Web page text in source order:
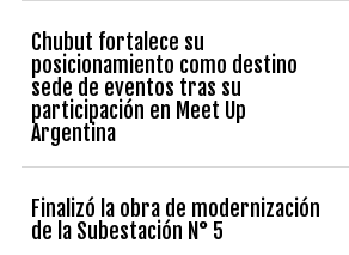
Chubut fortalece su
posicionamiento como destino
sede de eventos tras su
participación en Meet Up
Argentina
Finalizó la obra de modernización
de la Subestación N° 5